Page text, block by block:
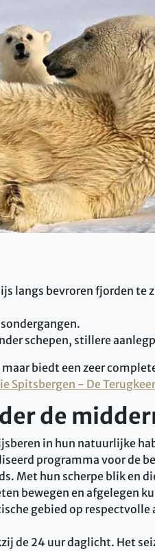
langs bevroren fjorden te
schepen, stillere
biedt een zeer
Spitsbergen - De
de
in hun natuurlijke
programma voor de
Met hun scherpe blik en
bewegen en afgelegen
gebied op respectvolle
de 24 uur daglicht. Het